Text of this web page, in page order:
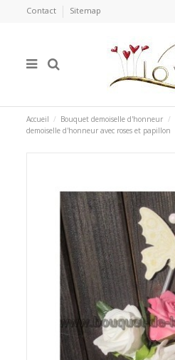
Contact Sitemap
Accueil Bouquet demoiselle d'honneur
demoiselle d'honneur avec roses et papillon